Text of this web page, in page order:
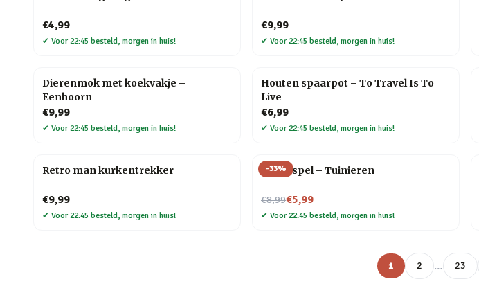
€4,99
✔ Voor 22:45 besteld, morgen in huis!
€9,99
✔ Voor 22:45 besteld, morgen in huis!
Dierenmok met koekvakje –
Eenhoorn
€9,99
✔ Voor 22:45 besteld, morgen in huis!
Houten spaarpot – To Travel Is To
Live
€6,99
✔ Voor 22:45 besteld, morgen in huis!
Retro man kurkentrekker
€9,99
✔ Voor 22:45 besteld, morgen in huis!
-33%
Trivia spel – Tuinieren
€8,99
Nu voor€5,99
✔ Voor 22:45 besteld, morgen in huis!
1 2 … 23